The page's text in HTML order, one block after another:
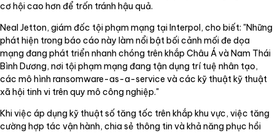
cơ hội cao hơn để trốn tránh hậu quả.
Neal Jetton, giám đốc tội phạm mạng tại Interpol, cho biết: "Những
phát hiện trong báo cáo này làm nổi bật bối cảnh mối đe dọa
mạng đang phát triển nhanh chóng trên khắp Châu Á và Nam Thái
Bình Dương, nơi tội phạm mạng đang tận dụng trí tuệ nhân tạo,
các mô hình ransomware-as-a-service và các kỹ thuật kỹ thuật
xã hội tinh vi trên quy mô công nghiệp."
Khi việc áp dụng kỹ thuật số tăng tốc trên khắp khu vực, việc tăng
cường hợp tác vận hành, chia sẻ thông tin và khả năng phục hồi